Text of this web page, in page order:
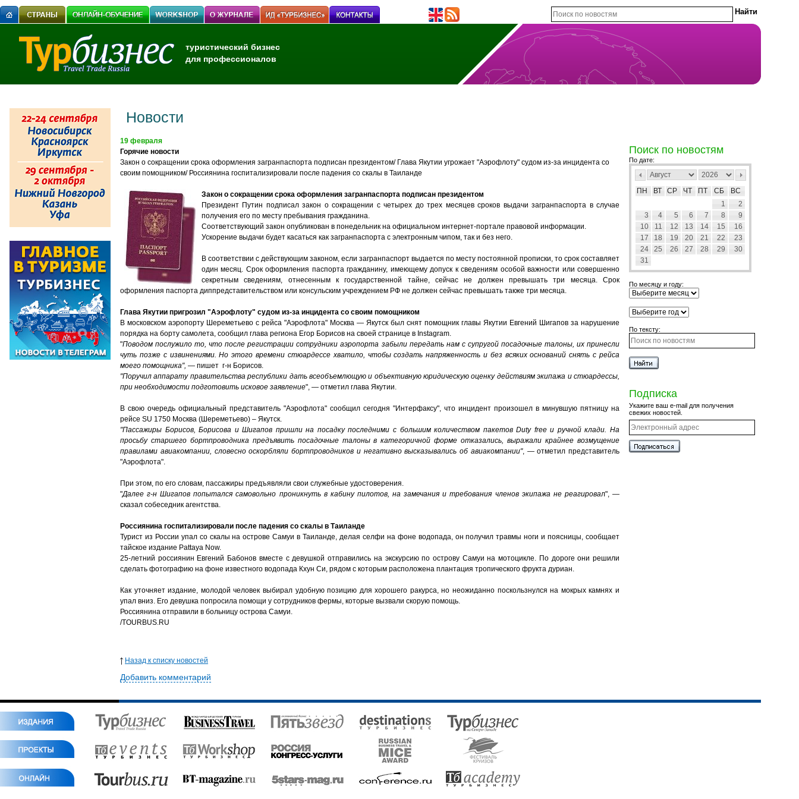
туристический бизнес
для профессионалов
Новости
19 февраля
Горячие новости
Закон о сокращении срока оформления загранпаспорта подписан президентом/ Глава Якутии угрожает "Аэрофлоту" судом из-за инцидента со
своим помощником/ Россиянина госпитализировали после падения со скалы в Таиланде
Закон о сокращении срока оформления загранпаспорта подписан президентом
Президент Путин подписал закон о сокращении с четырех до трех месяцев сроков выдачи загранпаспорта в случае
получения его по месту пребывания гражданина.
Соответствующий закон опубликован в понедельник на официальном интернет-портале правовой информации.
Ускорение выдачи будет касаться как загранпаспорта с электронным чипом, так и без него.
В соответствии с действующим законом, если загранпаспорт выдается по месту постоянной прописки, то срок составляет
один месяц. Срок оформления паспорта гражданину, имеющему допуск к сведениям особой важности или совершенно
секретным сведениям, отнесенным к государственной тайне, сейчас не должен превышать три месяца. Срок
оформления паспорта диппредставительством или консульским учреждением РФ не должен сейчас превышать также три месяца.
Глава Якутии пригрозил "Аэрофлоту" судом из-за инцидента со своим помощником
В московском аэропорту Шереметьево с рейса "Аэрофлота" Москва — Якутск был снят помощник главы Якутии Евгений Шигапов за нарушение
порядка на борту самолета, сообщил глава региона Егор Борисов на своей странице в Instagram.
"Поводом послужило то, что после регистрации сотрудники аэропорта забыли передать нам с супругой посадочные талоны, их принесли
чуть позже с извинениями. Но этого времени стюардессе хватило, чтобы создать напряженность и без всяких оснований снять с рейса
моего помощника", — пишет г-н Борисов.
"Поручил аппарату правительства республики дать всеобъемлющую и объективную юридическую оценку действиям экипажа и стюардессы,
при необходимости подготовить исковое заявление", — отметил глава Якутии.
В свою очередь официальный представитель "Аэрофлота" сообщил сегодня "Интерфаксу", что инцидент произошел в минувшую пятницу на
рейсе SU 1750 Москва (Шереметьево) – Якутск.
"Пассажиры Борисов, Борисова и Шигапов пришли на посадку последними с большим количеством пакетов Duty free и ручной клади. На
просьбу старшего бортпроводника предъявить посадочные талоны в категоричной форме отказались, выражали крайнее возмущение
правилами авиакомпании, словесно оскорбляли бортпроводников и негативно высказывались об авиакомпании", — отметил представитель
"Аэрофлота".
При этом, по его словам, пассажиры предъявляли свои служебные удостоверения.
"Далее г-н Шигапов попытался самовольно проникнуть в кабину пилотов, на замечания и требования членов экипажа не реагировал", —
сказал собеседник агентства.
Россиянина госпитализировали после падения со скалы в Таиланде
Турист из России упал со скалы на острове Самуи в Таиланде, делая селфи на фоне водопада, он получил травмы ноги и поясницы, сообщает
тайское издание Pattaya Now.
25-летний россиянин Евгений Бабонов вместе с девушкой отправились на экскурсию по острову Самуи на мотоцикле. По дороге они решили
сделать фотографию на фоне известного водопада Кхун Си, рядом с которым расположена плантация тропического фрукта дуриан.
Как уточняет издание, молодой человек выбирал удобную позицию для хорошего ракурса, но неожиданно поскользнулся на мокрых камнях и
упал вниз. Его девушка попросила помощи у сотрудников фермы, которые вызвали скорую помощь.
Россиянина отправили в больницу острова Самуи.
/TOURBUS.RU
Назад к списку новостей
Добавить комментарий
Поиск по новостям
По дате:
ПН ВТ СР ЧТ ПТ СБ
ВС
1
2
3
4 5 6 7 8
9
10
11 12 13 14 15
16
17
18 19 20 21 22
23
24
25 26 27 28 29
30
31
По месяцу и году:
По тексту:
Подписка
Укажите ваш e-mail для получения
свежих новостей.